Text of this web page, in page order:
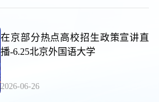
在京部分热点高校招生政策宣讲直
播-6.25北京外国语大学
2026-06-26